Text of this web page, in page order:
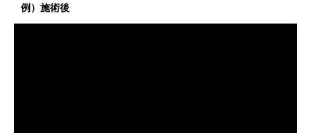
例）施術後